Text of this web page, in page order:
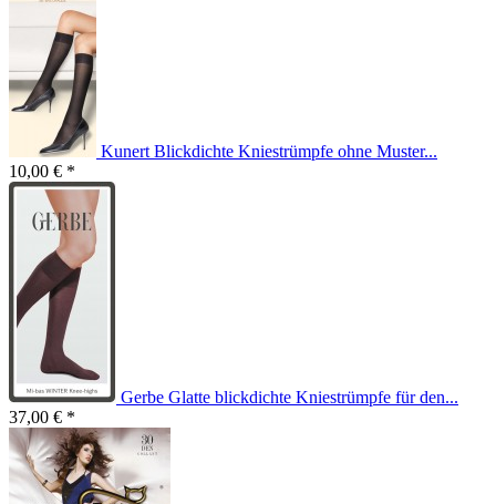
Kunert Blickdichte Kniestrümpfe ohne Muster...
10,00 € *
Gerbe Glatte blickdichte Kniestrümpfe für den...
37,00 € *